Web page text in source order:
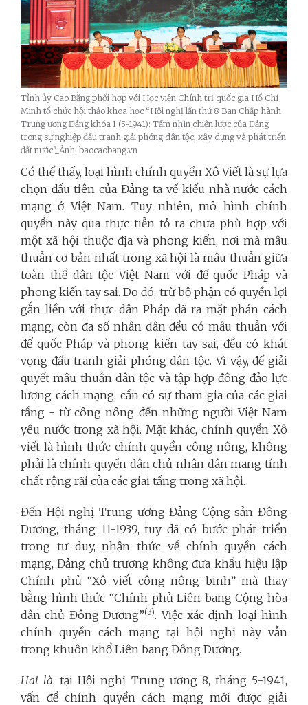
Tỉnh ủy Cao Bằng phối hợp với Học viện Chính trị quốc gia Hồ Chí
Minh tổ chức hội thảo khoa học “Hội nghị lần thứ 8 Ban Chấp hành
Trung ương Đảng khóa I (5-1941): Tầm nhìn chiến lược của Đảng
trong sự nghiệp đấu tranh giải phóng dân tộc, xây dựng và phát triển
đất nước"_Ảnh: baocaobang.vn
Có thể thấy, loại hình chính quyền Xô Viết là sự lựa
chọn đầu tiên của Đảng ta về kiểu nhà nước cách
mạng ở Việt Nam. Tuy nhiên, mô hình chính
quyền này qua thực tiễn tỏ ra chưa phù hợp với
một xã hội thuộc địa và phong kiến, nơi mà mâu
thuẫn cơ bản nhất trong xã hội là mâu thuẫn giữa
toàn thể dân tộc Việt Nam với đế quốc Pháp và
phong kiến tay sai. Do đó, trừ bộ phận có quyền lợi
gắn liền với thực dân Pháp đã ra mặt phản cách
mạng, còn đa số nhân dân đều có mâu thuẫn với
đế quốc Pháp và phong kiến tay sai, đều có khát
vọng đấu tranh giải phóng dân tộc. Vì vậy, để giải
quyết mâu thuẫn dân tộc và tập hợp đông đảo lực
lượng cách mạng, cần có sự tham gia của các giai
tầng - từ công nông đến những người Việt Nam
yêu nước trong xã hội. Mặt khác, chính quyền Xô
viết là hình thức chính quyền công nông, không
phải là chính quyền dân chủ nhân dân mang tính
chất rộng rãi của các giai tầng trong xã hội.
Đến Hội nghị Trung ương Đảng Cộng sản Đông
Dương, tháng 11-1939, tuy đã có bước phát triển
trong tư duy, nhận thức về chính quyền cách
mạng, Đảng chủ trương không đưa khẩu hiệu lập
Chính phủ “Xô viết công nông binh” mà thay
bằng hình thức “Chính phủ Liên bang Cộng hòa
dân chủ Đông Dương”(3). Việc xác định loại hình
chính quyền cách mạng tại hội nghị này vẫn
trong khuôn khổ Liên bang Đông Dương.
Hai là, tại Hội nghị Trung ương 8, tháng 5-1941,
vấn đề chính quyền cách mạng mới được giải